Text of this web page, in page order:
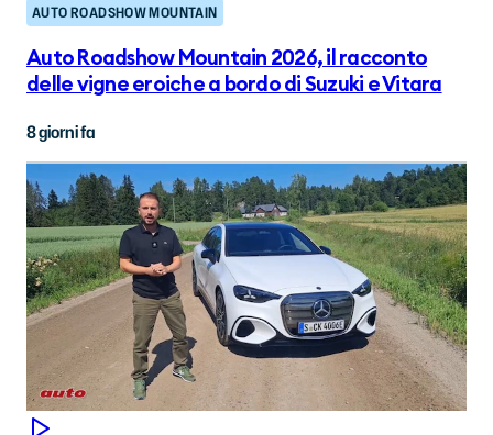
AUTO ROADSHOW MOUNTAIN
Auto Roadshow Mountain 2026, il racconto
delle vigne eroiche a bordo di Suzuki e Vitara
8 giorni fa